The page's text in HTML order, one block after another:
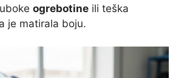
ogrebotine ili teška
je matirala boju.